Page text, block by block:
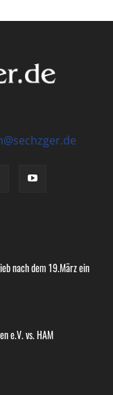
nach dem 19.März ein
e.V. vs. HAM